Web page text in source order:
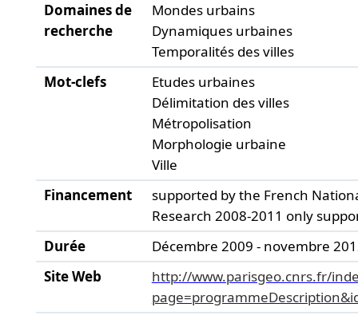
Domaines de
recherche
Mondes urbains
Dynamiques urbaines
Temporalités des villes
Mot-clefs
Etudes urbaines
Délimitation des villes
Métropolisation
Morphologie urbaine
Ville
Financement
supported by the French
Research 2008-2011 only
Durée
Décembre 2009 - novembre
Site Web
http://www.parisgeo.cnrs.fr/